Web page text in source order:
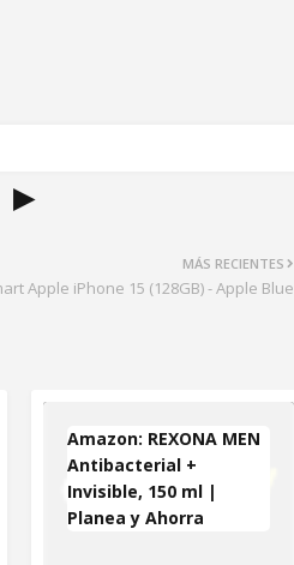
►
MÁS RECIENTES
Apple iPhone 15 (128GB) - Apple Blue
Amazon: REXONA MEN
Antibacterial +
Invisible, 150 ml |
Planea y Ahorra